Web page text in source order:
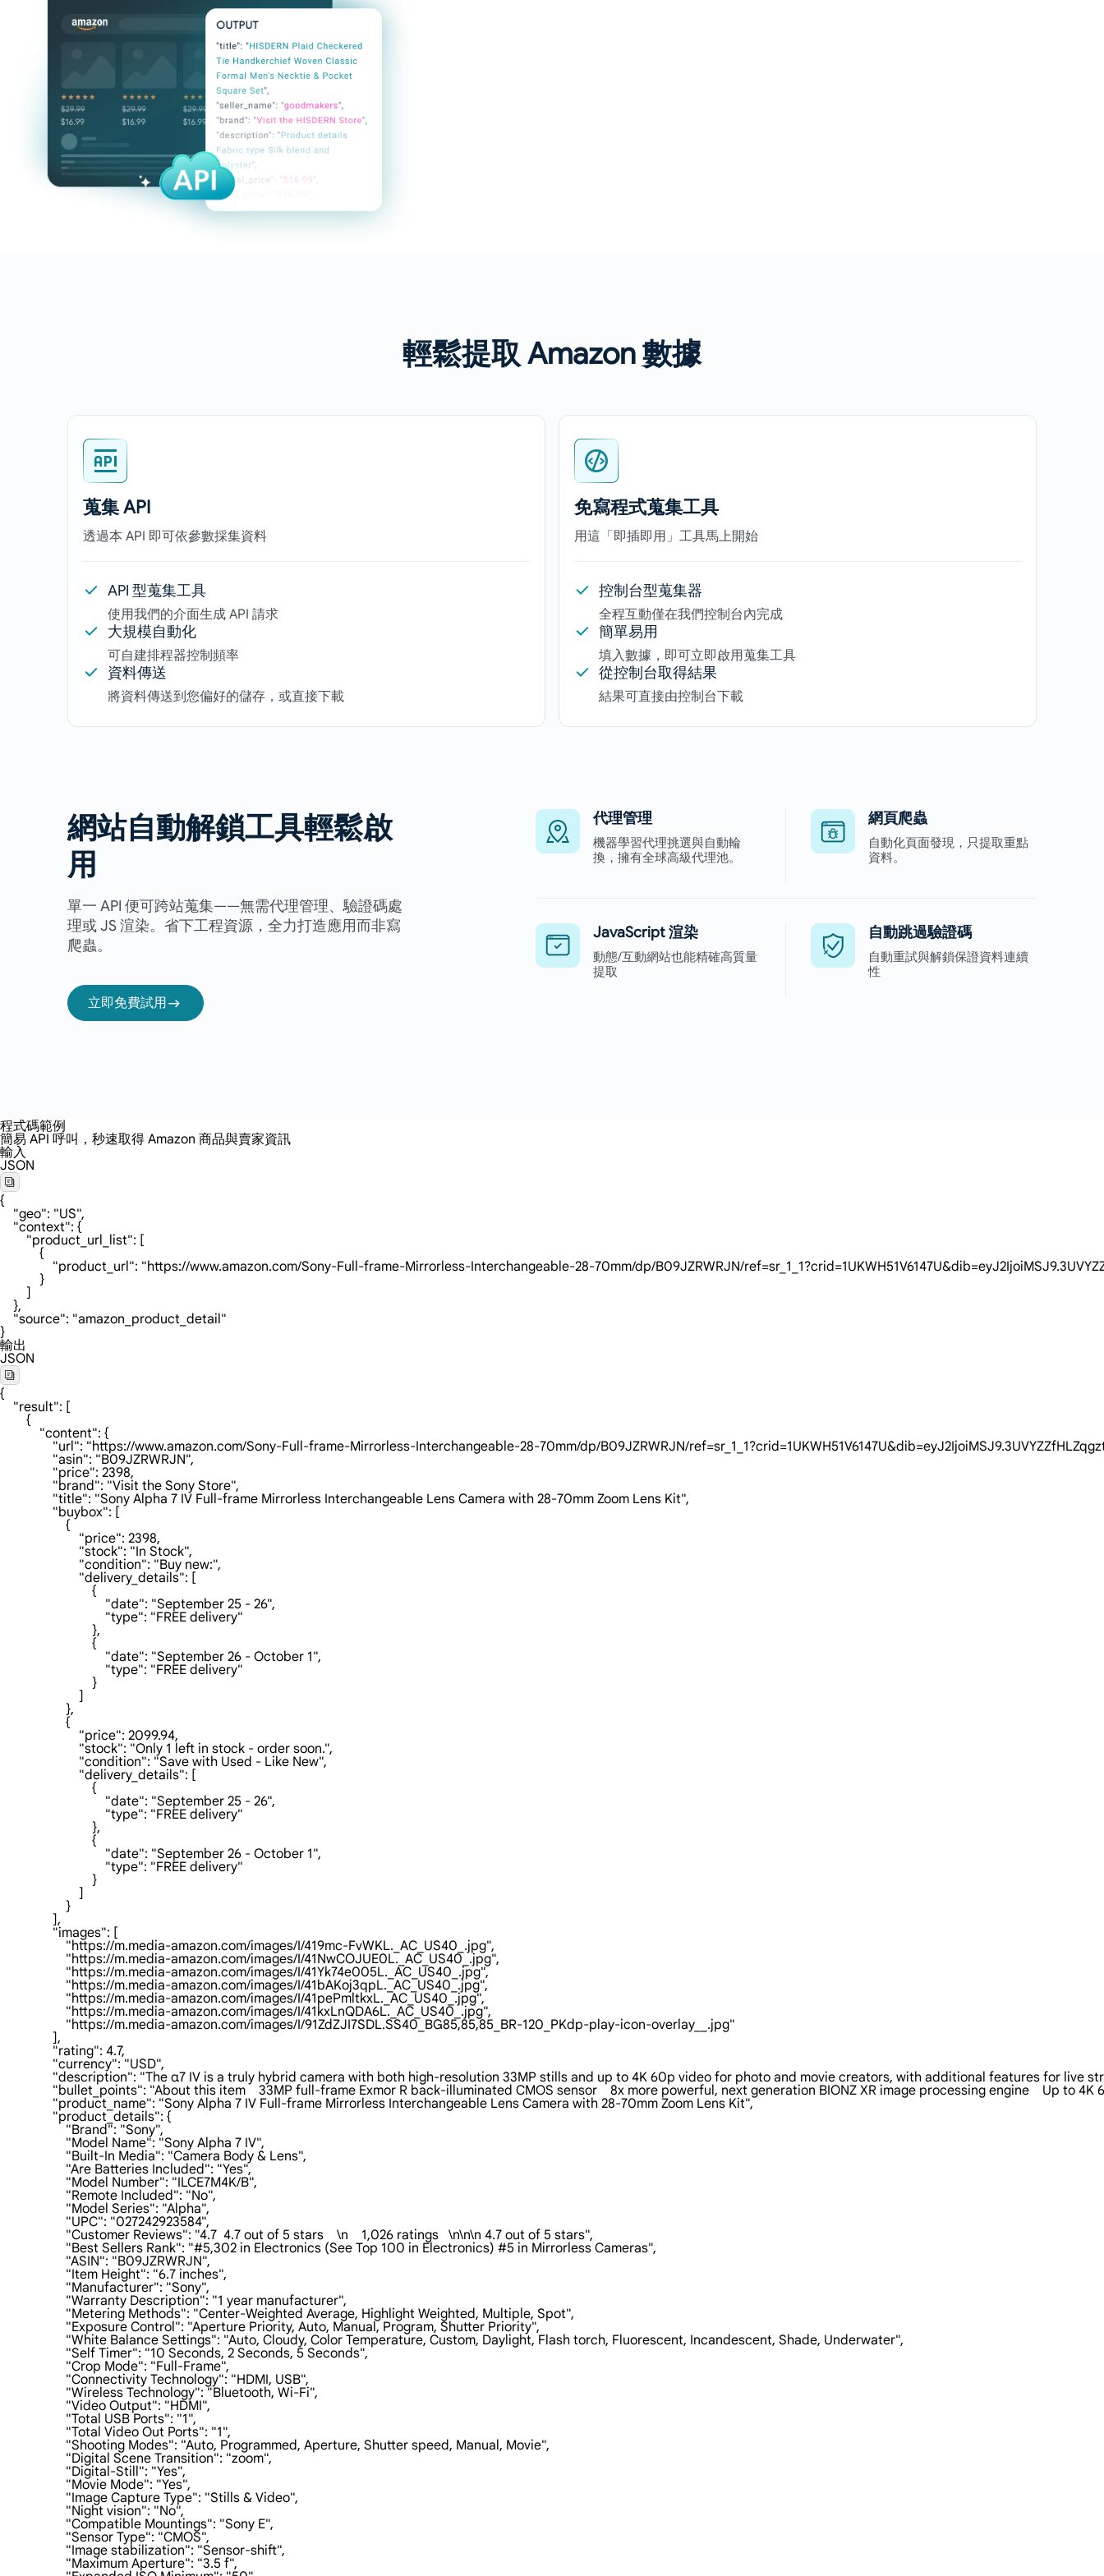
輕鬆提取 Amazon 數據
蒐集 API
透過本 API 即可依參數採集資料
API 型蒐集工具
使用我們的介面生成 API 請求
大規模自動化
可自建排程器控制頻率
資料傳送
將資料傳送到您偏好的儲存，或直接下載
免寫程式蒐集工具
用這「即插即用」工具馬上開始
控制台型蒐集器
全程互動僅在我們控制台內完成
簡單易用
填入數據，即可立即啟用蒐集工具
從控制台取得結果
結果可直接由控制台下載
網站自動解鎖工具輕鬆啟
用
單一 API 便可跨站蒐集——無需代理管理、驗證碼處
理或 JS 渲染。省下工程資源，全力打造應用而非寫
爬蟲。
立即免費試用
代理管理
機器學習代理挑選與自動輪
換，擁有全球高級代理池。
網頁爬蟲
自動化頁面發現，只提取重點
資料。
JavaScript 渲染
動態/互動網站也能精確高質量
提取
自動跳過驗證碼
自動重試與解鎖保證資料連續
性
程式碼範例
簡易 API 呼叫，秒速取得 Amazon 商品與賣家資訊
輸入
JSON
{
    "geo": "US",
    "context": {
        "product_url_list": [
            {
"product_url": "https://www.amazon.com/Sony-Full-frame-Mirrorless-Interchangeable-28-70mm/dp/B09JZRWRJN/
            }
        ]
    },
    "source": "amazon_product_detail"
}
輸出
JSON
{
    "result": [
        {
            "content": {
"url": "https://www.amazon.com/Sony-Full-frame-Mirrorless-Interchangeable-28-70mm/dp/B09JZRWRJN/
                "asin": "B09JZRWRJN",
                "price": 2398,
                "brand": "Visit the Sony Store",
                "title": "Sony Alpha 7 IV Full-frame Mirrorless Interchangeable Lens Camera with 28-70mm Zoom Lens Kit",
                "buybox": [
                    {
                        "price": 2398,
                        "stock": "In Stock",
                        "condition": "Buy new:",
                        "delivery_details": [
                            {
                                "date": "September 25 - 26",
                                "type": "FREE delivery"
                            },
                            {
                                "date": "September 26 - October 1",
                                "type": "FREE delivery"
                            }
                        ]
                    },
                    {
                        "price": 2099.94,
                        "stock": "Only 1 left in stock - order soon.",
                        "condition": "Save with Used - Like New",
                        "delivery_details": [
                            {
                                "date": "September 25 - 26",
                                "type": "FREE delivery"
                            },
                            {
                                "date": "September 26 - October 1",
                                "type": "FREE delivery"
                            }
                        ]
                    }
                ],
                "images": [
                    "https://m.media-amazon.com/images/I/419mc-FvWKL._AC_US40_.jpg",
                    "https://m.media-amazon.com/images/I/41NwCOJUE0L._AC_US40_.jpg",
                    "https://m.media-amazon.com/images/I/41Yk74e005L._AC_US40_.jpg",
                    "https://m.media-amazon.com/images/I/41bAKoj3qpL._AC_US40_.jpg",
                    "https://m.media-amazon.com/images/I/41pePmltkxL._AC_US40_.jpg",
                    "https://m.media-amazon.com/images/I/41kxLnQDA6L._AC_US40_.jpg",
                    "https://m.media-amazon.com/images/I/91ZdZJI7SDL.SS40_BG85,85,85_BR-120_PKdp-play-icon-overlay__.jpg"
                ],
                "rating": 4.7,
                "currency": "USD",
"description": "The α7 IV is a truly hybrid camera with both high-resolution 33MP stills and up to 4K 60p video for photo and movie creators, with additional features for live
"bullet_points": "About this item    33MP full-frame Exmor R back-illuminated CMOS sensor    8x more powerful, next generation BIONZ XR image processing engine    Up to
                "product_name": "Sony Alpha 7 IV Full-frame Mirrorless Interchangeable Lens Camera with 28-70mm Zoom Lens Kit",
                "product_details": {
                    "Brand": "Sony",
                    "Model Name": "Sony Alpha 7 IV",
                    "Built-In Media": "Camera Body & Lens",
                    "Are Batteries Included": "Yes",
                    "Model Number": "ILCE7M4K/B",
                    "Remote Included": "No",
                    "Model Series": "Alpha",
                    "UPC": "027242923584",
                    "Customer Reviews": "4.7  4.7 out of 5 stars    \n    1,026 ratings   \n\n\n 4.7 out of 5 stars",
                    "Best Sellers Rank": "#5,302 in Electronics (See Top 100 in Electronics) #5 in Mirrorless Cameras",
                    "ASIN": "B09JZRWRJN",
                    "Item Height": "6.7 inches",
                    "Manufacturer": "Sony",
                    "Warranty Description": "1 year manufacturer",
                    "Metering Methods": "Center-Weighted Average, Highlight Weighted, Multiple, Spot",
                    "Exposure Control": "Aperture Priority, Auto, Manual, Program, Shutter Priority",
                    "White Balance Settings": "Auto, Cloudy, Color Temperature, Custom, Daylight, Flash torch, Fluorescent, Incandescent, Shade, Underwater",
                    "Self Timer": "10 Seconds, 2 Seconds, 5 Seconds",
                    "Crop Mode": "Full-Frame",
                    "Connectivity Technology": "HDMI, USB",
                    "Wireless Technology": "Bluetooth, Wi-Fi",
                    "Video Output": "HDMI",
                    "Total USB Ports": "1",
                    "Total Video Out Ports": "1",
                    "Shooting Modes": "Auto, Programmed, Aperture, Shutter speed, Manual, Movie",
                    "Digital Scene Transition": "zoom",
                    "Digital-Still": "Yes",
                    "Movie Mode": "Yes",
                    "Image Capture Type": "Stills & Video",
                    "Night vision": "No",
                    "Compatible Mountings": "Sony E",
                    "Sensor Type": "CMOS",
                    "Image stabilization": "Sensor-shift",
                    "Maximum Aperture": "3.5 f",